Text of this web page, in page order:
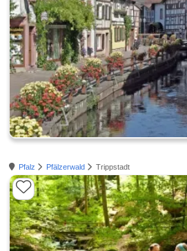
Pfalz Pfälzerwald Trippstadt